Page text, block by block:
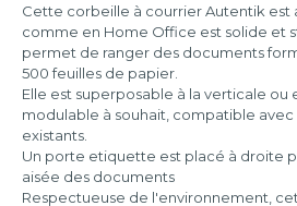
Cette corbeille à courrier Autentik est
comme en Home Office est solide et
permet de ranger des documents
500 feuilles de papier.
Elle est superposable à la verticale ou
modulable à souhait, compatible
existants.
Un porte etiquette est placé à droite
aisée des documents
Respectueuse de l'environnement,